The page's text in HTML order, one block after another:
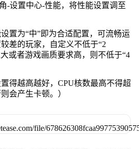
-设置中心-性能，将性能设置调至
置为“中”即为合适配置，可流畅运
差的玩家，自定义不低于“2
或者游戏画质要求高，则不低于“4
置得越高越好，CPU核数最高不得超
会产生卡顿。）